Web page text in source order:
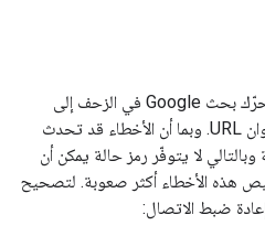
تحدث هذه الأخطاء قبل أن يبدأ محرّك بحث Google في الزحف إلى
عنوان URL أو أثناء الزحف إلى عنوان URL. وبما أن الأخطاء قد تحدث
لا يتوفّر رمز حالة يمكن أن
هذه الأخطاء أكثر صعوبة. لتصحيح
ضبط الاتصال: